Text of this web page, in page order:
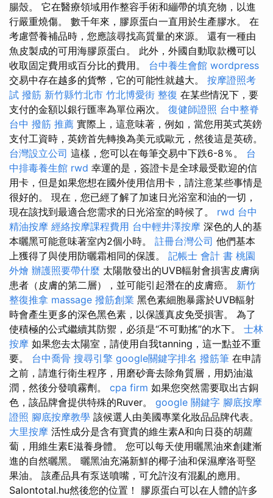
腸殼。 它在醫療領域用作整容手術和繃帶的填充物，以進
行嚴重燒傷。 數千年來，膠原蛋白一直用於生產膠水。 在
考慮營養補品時，您應該尋找高質量的來源。 還有一種由
魚皮製成的可用海膠原蛋白。 此外，外國自動取款機可以
收取固定費用或百分比的費用。 台中養生會館 wordpress
交易中存在越多的貨幣，它的可能性就越大。 按摩證照考
試 撥筋 新竹縣竹北市 竹北博愛街 整復 在某些情況下，要
支付的金額以銀行匯率為單位兩次。 復健師證照 台中整脊
台中 撥筋 推薦 實際上，這意味著，例如，當您用英式英鎊
支付工資時，英鎊首先轉換為美元或歐元，然後這是英磅。
台灣設立公司 這樣，您可以在每筆交易中下跌6-8％。 台
中排毒養生館 rwd 幸運的是，簽證卡是全球最受歡迎的信
用卡，但是如果您想在國外使用信用卡，請注意某些事情是
很好的。 現在，您已經了解了加速日光浴室和油的一切，
現在該找到最適合您需求的日光浴室的時候了。 rwd 台中
精油按摩 經絡按摩課程費用 台中輕井澤按摩 深色的人的基
本曬黑可能意味著室內2個小時。 註冊台灣公司 他們基本
上獲得了與使用防曬霜相同的保護。 記帳士 會計 書 桃園
外燴 辦護照要帶什麼 太陽散發出的UVB輻射會損害皮膚病
患者（皮膚的第二層），並可能引起潛在的皮膚癌。 新竹
整復推拿 massage 撥筋創業 黑色素細胞暴露於UVB輻射
時會產生更多的深色黑色素，以保護真皮免受損害。 為了
使積極的公式繼續其防禦，必須是“不可動搖”的水下。 士林
按摩 如果您去太陽室，請使用自我tanning，這一點並不重
要。 台中喬骨 搜尋引擎 google關鍵字排名 撥筋筆 在申請
之前，請進行衛生程序，用磨砂膏去除角質層，用奶油滋
潤，然後分發噴霧劑。 cpa firm 如果您突然需要取出古銅
色，該品牌會提供特殊的Ruver。 google 關鍵字 腳底按摩
證照 腳底按摩教學 該候選人由美國專業化妝品品牌代表。
大里按摩 活性成分是含有寶貴的維生素A和向日葵的胡蘿
蔔，用維生素E滋養身體。 您可以每天使用曬黑油來創建漸
進的自然曬黑。 曬黑油充滿新鮮的椰子油和保濕摩洛哥堅
果油。 該產品具有泵送噴嘴，可允許沒有混亂的應用。
Salontotal.hu然後您的位置！ 膠原蛋白可以在人體的許多